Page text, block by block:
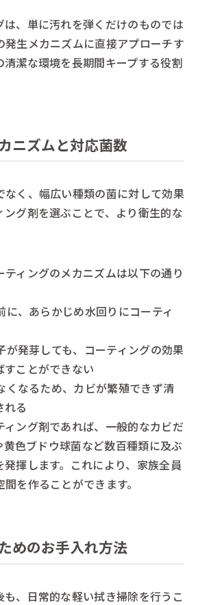
は、単に汚れを弾くだけのものでは
発生メカニズムに直接アプローチす
清潔な環境を長期間キープする役割
ニズムと対応菌数
なく、幅広い種類の菌に対して効果
ング剤を選ぶことで、より衛生的な
ィングのメカニズムは以下の通り
に、あらかじめ水回りにコーティ
が発芽しても、コーティングの効果
すことができない
くなるため、カビが繁殖できず清
れる
ィング剤であれば、一般的なカビだ
色ブドウ球菌など数百種類に及ぶ
揮します。これにより、家族全員
を作ることができます。
めのお手入れ方法
も、日常的な軽い拭き掃除を行うこ